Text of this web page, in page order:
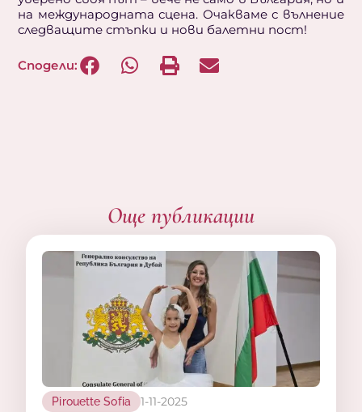
на международната сцена. Очакваме с вълнение
следващите стъпки и нови балетни пост!
Сподели:
Още публикации
Pirouette Sofia 1-11-2025